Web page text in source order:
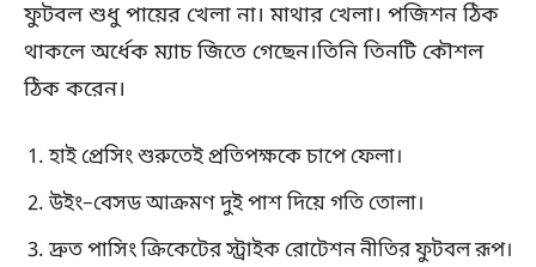
ফুটবল শুধু পায়ের খেলা না। মাথার খেলা। পজিশন ঠিক
থাকলে অর্ধেক ম্যাচ জিতে গেছেন।তিনি তিনটি কৌশল
ঠিক করেন।
হাই প্রেসিং শুরুতেই প্রতিপক্ষকে চাপে ফেলা।
উইং–বেসড আক্রমণ দুই পাশ দিয়ে গতি তোলা।
দ্রুত পাসিং ক্রিকেটের স্ট্রাইক রোটেশন নীতির ফুটবল রূপ।